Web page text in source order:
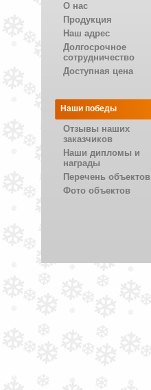
О нас
Продукция
Наш адрес
Долгосрочное
сотрудничество
Доступная цена
Наши победы
Отзывы наших
заказчиков
Наши дипломы и
награды
Перечень объектов
Фото объектов